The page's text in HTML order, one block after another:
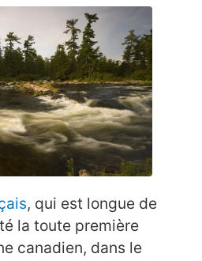
, qui est longue de
la toute première
canadien, dans le